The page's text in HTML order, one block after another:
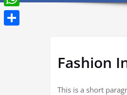
Fashion
This is a short
WhatsApp